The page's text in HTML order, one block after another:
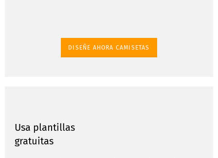
DISEÑE AHORA CAMISETAS
Usa plantillas
gratuitas